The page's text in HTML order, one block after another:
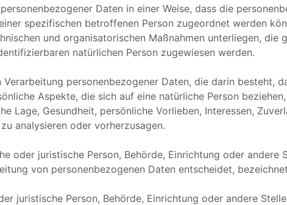
Daten in einer Weise, dass die
spezifischen betroffenen Person zugeordnet werden
und organisatorischen Maßnahmen unterliegen, die
natürlichen Person zugewiesen werden.
personenbezogener Daten, die darin besteht,
Aspekte, die sich auf eine natürliche Person
Lage, Gesundheit, persönliche Vorlieben, Interessen,
analysieren oder vorherzusagen.
oder juristische Person, Behörde, Einrichtung oder andere
von personenbezogenen Daten entscheidet,
juristische Person, Behörde, Einrichtung oder andere